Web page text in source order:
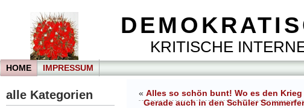
KRITISCHE
HOME IMPRESSUM
alle Kategorien « Alles so schön bunt! Wo es den
Gerade auch in den Schüler